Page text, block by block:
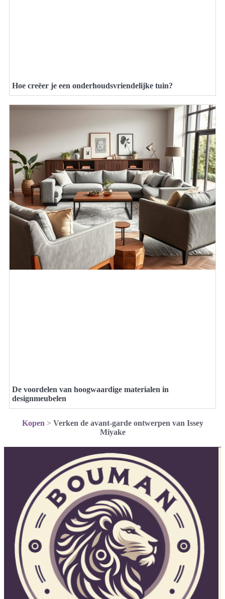
Hoe creëer je een onderhoudsvriendelijke tuin?
De voordelen van hoogwaardige materialen in
designmeubelen
Kopen > Verken de avant-garde ontwerpen van Issey
Miyake